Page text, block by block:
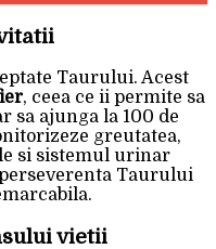
Taurului. Acest
, ceea ce ii permite sa
sa ajunga la 100 de
greutatea,
si sistemul urinar
Taurului
vietii